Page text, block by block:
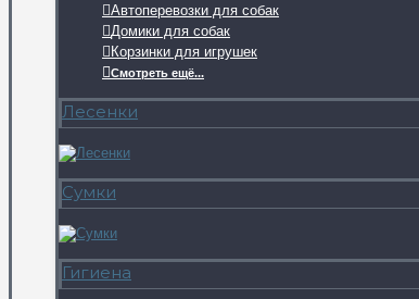
Автоперевозки для собак
Домики для собак
Корзинки для игрушек
Смотреть ещё...
Лесенки
Сумки
Гигиена